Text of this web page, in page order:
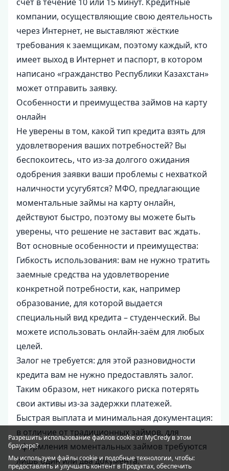
компании, осуществляющие свою деятельность
через Интернет, не выставляют жёсткие
требования к заемщикам, поэтому каждый, кто
имеет выход в Интернет и паспорт, в котором
написано «гражданство Республики Казахстан»
может отправить заявку.
Особенности и преимущества займов на карту
онлайн
Не уверены в том, какой тип кредита взять для
удовлетворения ваших потребностей? Вы
беспокоитесь, что из-за долгого ожидания
одобрения заявки ваши проблемы с нехваткой
наличности усугубятся? МФО, предлагающие
моментальные займы на карту онлайн,
действуют быстро, поэтому вы можете быть
уверены, что решение не заставит вас ждать.
Вот основные особенности и преимущества:
Гибкость использования: вам не нужно тратить
заемные средства на удовлетворение
конкретной потребности, как, например
образование, для которой выдается
специальный вид кредита – студенческий. Вы
можете использовать онлайн-заём для любых
целей.
Залог не требуется: для этой разновидности
кредита вам не нужно предоставлять залог.
Таким образом, нет никакого риска потерять
свои активы из-за задержки платежей.
Быстрая выплата и минимальная документация:
в отличие от традиционных займов, для
оформления моментальных займов требуются
лишь один или два документа.
Разрешить использование файлов cookie от MyCredy в этом
браузере?
Мы используем файлыcookieи подобные технологии, чтобы:
предоставлять и улучшать контент в Продуктах, обеспечить